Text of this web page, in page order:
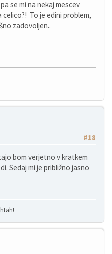
se mi na nekaj mescev
To je edini problem,
zadovoljen..
#18
bom verjetno v kratkem
Sedaj mi je približno jasno